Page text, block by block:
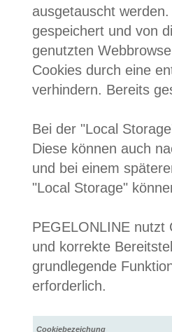
ausgetauscht
gespeichert und von
genutzten
Cookies durch eine
verhindern. Bereits
Bei der "Local
Diese können auch
und bei einem
"Local Storage"
PEGELONLINE nutzt
und korrekte
grundlegende
erforderlich.
Cookiebezeichung